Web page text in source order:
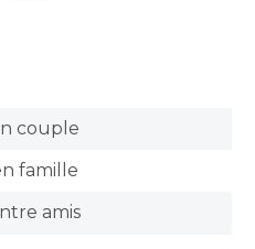
couple
famille
amis